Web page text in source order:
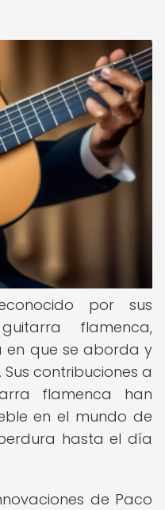
por sus
flamenca,
en que se aborda y
contribuciones a
flamenca han
en el mundo de
hasta el día
de Paco